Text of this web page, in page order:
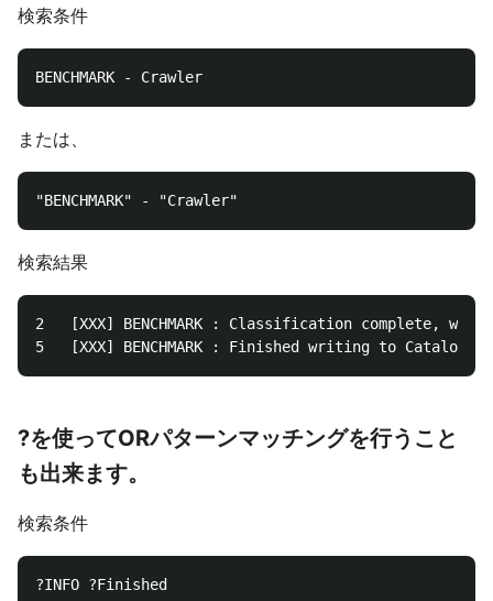
検索条件
または、
検索結果
2	[XXX] BENCHMARK : Classification complete, writing results to database mygluedatabase
?を使ってORパターンマッチングを行うこと
も出来ます。
検索条件